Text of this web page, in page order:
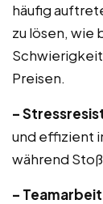
häufig
zu lösen, wie
Preisen.
–
und effizient
während
–